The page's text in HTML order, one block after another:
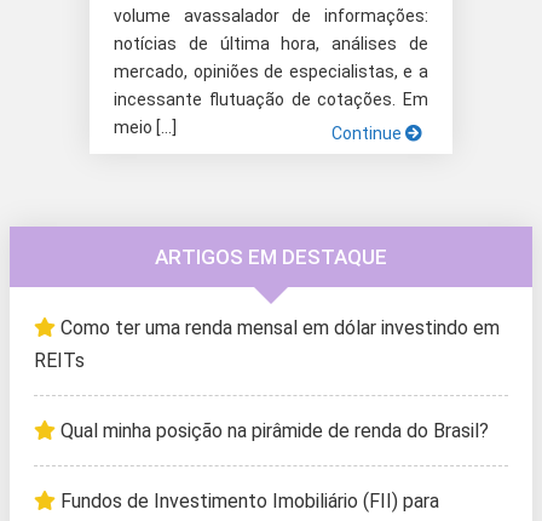
volume avassalador de informações:
notícias de última hora, análises de
mercado, opiniões de especialistas, e a
incessante flutuação de cotações. Em
meio […]
Continue
ARTIGOS EM DESTAQUE
Como ter uma renda mensal em dólar investindo em
REITs
Qual minha posição na pirâmide de renda do Brasil?
Fundos de Investimento Imobiliário (FII) para